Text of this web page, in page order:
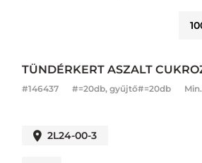
TÜNDÉRKERT ASZALT
#146437 #=20db, gyűjtő#=20db
2L24-00-3